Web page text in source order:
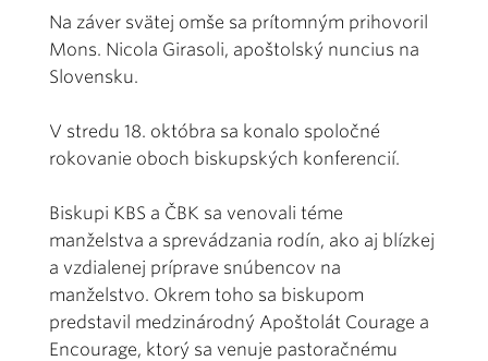
Na záver svätej omše sa prítomným prihovoril
Mons. Nicola Girasoli, apoštolský nuncius na
Slovensku.
V stredu 18. októbra sa konalo spoločné
rokovanie oboch biskupských konferencií.
Biskupi KBS a ČBK sa venovali téme
manželstva a sprevádzania rodín, ako aj blízkej
a vzdialenej príprave snúbencov na
manželstvo. Okrem toho sa biskupom
predstavil medzinárodný Apoštolát Courage a
Encourage, ktorý sa venuje pastoračnému